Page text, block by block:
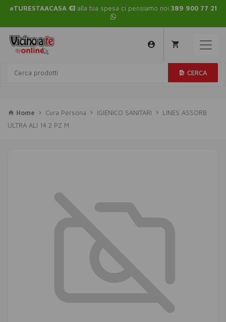
#TURESTAACASA alla tua spesa ci pensiamo noi 389 900 77 21
CERCA
Home Cura Persona IGIENICO SANITARI
LINES ASSORB
ULTRA ALI 14 2 PZ M